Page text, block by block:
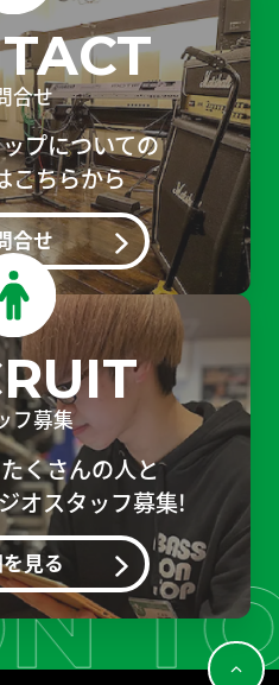
合せ
プについての
こちらから
合せ
フ募集
くさんの人と
オスタッフ募集!
見る